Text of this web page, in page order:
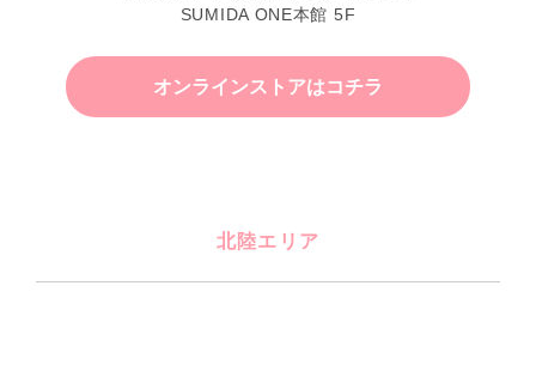
SUMIDA ONE本館 5F
オンラインストアはコチラ
北陸エリア